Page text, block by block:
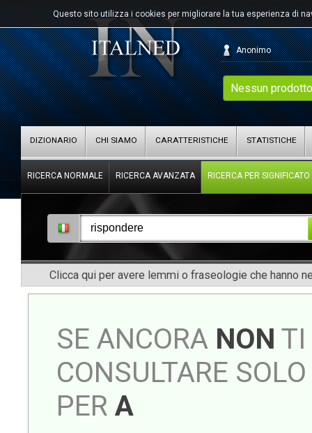
Questo sito utilizza i cookies per migliorare la tua esperienza di
Nessun
Anonimo
DIZIONARIO CHI SIAMO CARATTERISTICHE STATISTICHE
RICERCA NORMALE RICERCA AVANZATA RICERCA PER SIGNIFICATO
Clicca qui per avere lemmi o fraseologie che hanno
SE ANCORA NON TI
CONSULTARE
PER A